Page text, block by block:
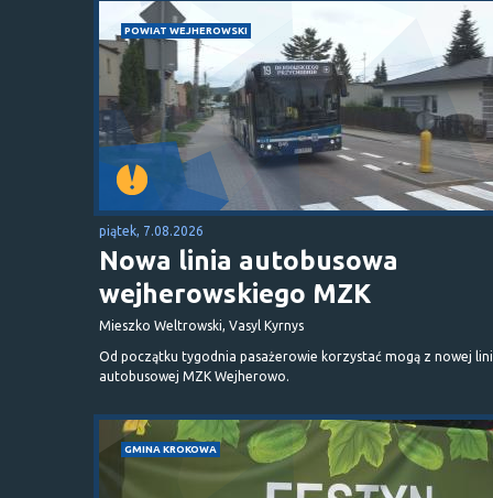
POWIAT WEJHEROWSKI
piątek, 7.08.2026
Nowa linia autobusowa
wejherowskiego MZK
Mieszko Weltrowski, Vasyl Kyrnys
Od początku tygodnia pasażerowie korzystać mogą z nowej
autobusowej MZK Wejherowo.
GMINA KROKOWA